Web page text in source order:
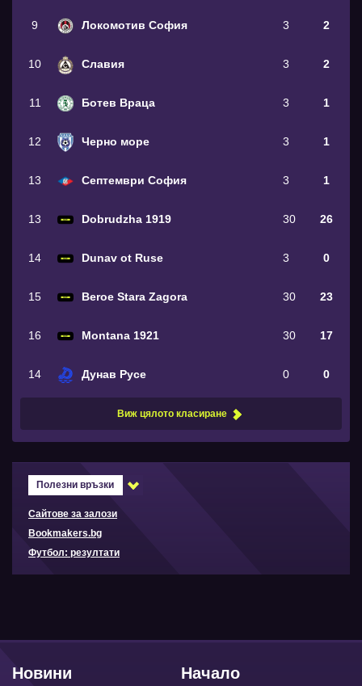
9 Локомотив София 3 2
10 Славия 3 2
11 Ботев Враца 3 1
12 Черно море 3 1
13 Септември София 3 1
13 Dobrudzha 1919 30 26
14 Dunav ot Ruse 3 0
15 Beroe Stara Zagora 30 23
16 Montana 1921 30 17
14 Дунав Русе 0 0
Виж цялото класиране
Полезни връзки
Сайтове за залози
Bookmakers.bg
Футбол: резултати
Начало
Новини